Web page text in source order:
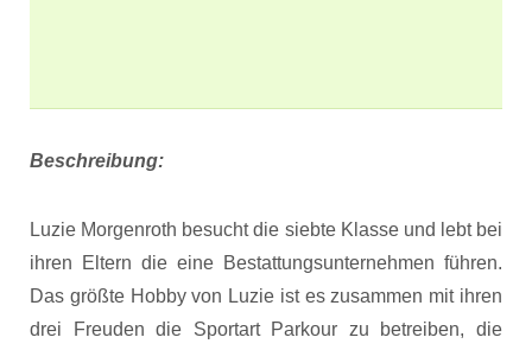
Beschreibung:
Luzie Morgenroth besucht die siebte Klasse und lebt bei
ihren Eltern die eine Bestattungsunternehmen führen.
Das größte Hobby von Luzie ist es zusammen mit ihren
drei Freuden die Sportart Parkour zu betreiben, die